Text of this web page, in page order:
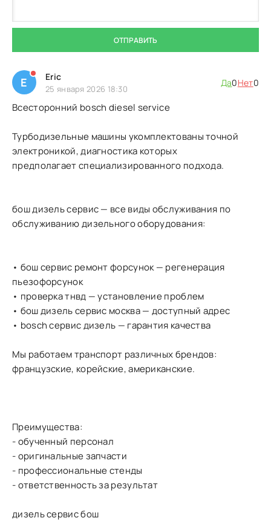
ОТПРАВИТЬ
E Eric
25 января 2026 18:30
Да0Нет0
Всесторонний bosch diesel service
Турбодизельные машины укомплектованы точной
электроникой, диагностика которых
предполагает специализированного подхода.
бош дизель сервис — все виды обслуживания по
обслуживанию дизельного оборудования:
• бош сервис ремонт форсунок — регенерация
пьезофорсунок
• проверка тнвд — установление проблем
• бош дизель сервис москва — доступный адрес
• bosch сервис дизель — гарантия качества
Мы работаем транспорт различных брендов:
французские, корейские, американские.
Преимущества:
- обученный персонал
- оригинальные запчасти
- профессиональные стенды
- ответственность за результат
дизель сервис бош